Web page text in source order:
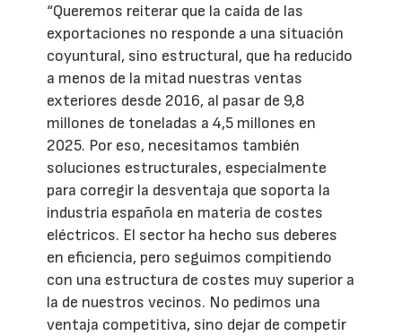
“Queremos reiterar que la caída de las
exportaciones no responde a una situación
coyuntural, sino estructural, que ha reducido
a menos de la mitad nuestras ventas
exteriores desde 2016, al pasar de 9,8
millones de toneladas a 4,5 millones en
2025. Por eso, necesitamos también
soluciones estructurales, especialmente
para corregir la desventaja que soporta la
industria española en materia de costes
eléctricos. El sector ha hecho sus deberes
en eficiencia, pero seguimos compitiendo
con una estructura de costes muy superior a
la de nuestros vecinos. No pedimos una
ventaja competitiva, sino dejar de competir